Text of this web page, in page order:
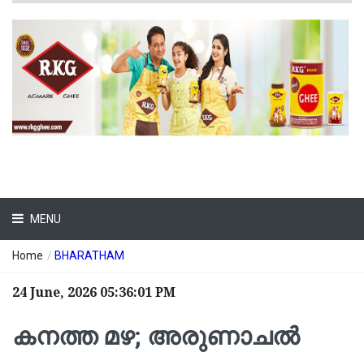
MENU
Home / BHARATHAM
24 June, 2026 05:36:01 PM
കനത്ത മഴ; അരുണാചൽ